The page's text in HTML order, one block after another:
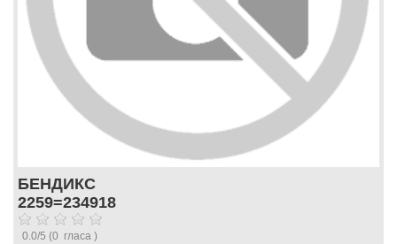
БЕНДИКС
2259=234918
0.0/5 (0 гласа )